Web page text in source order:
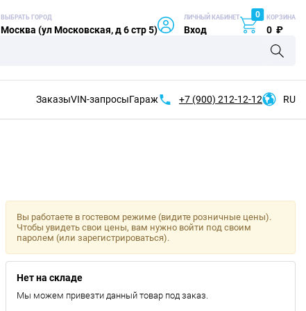
ВЫБРАТЬ ГОРОД
Москва (ул Московская, д 6 стр 5)
ЛИЧНЫЙ КАБИНЕТ
Вход
0 КОРЗИНА
0 ₽
ЗаказыVIN-запросыГараж +7 (900) 212-12-12 RU
Вы работаете в гостевом режиме (видите розничные цены).
Чтобы увидеть свои цены, вам нужно войти под своим
паролем (или зарегистрироваться).
Нет на складе
Мы можем привезти данный товар под заказ.